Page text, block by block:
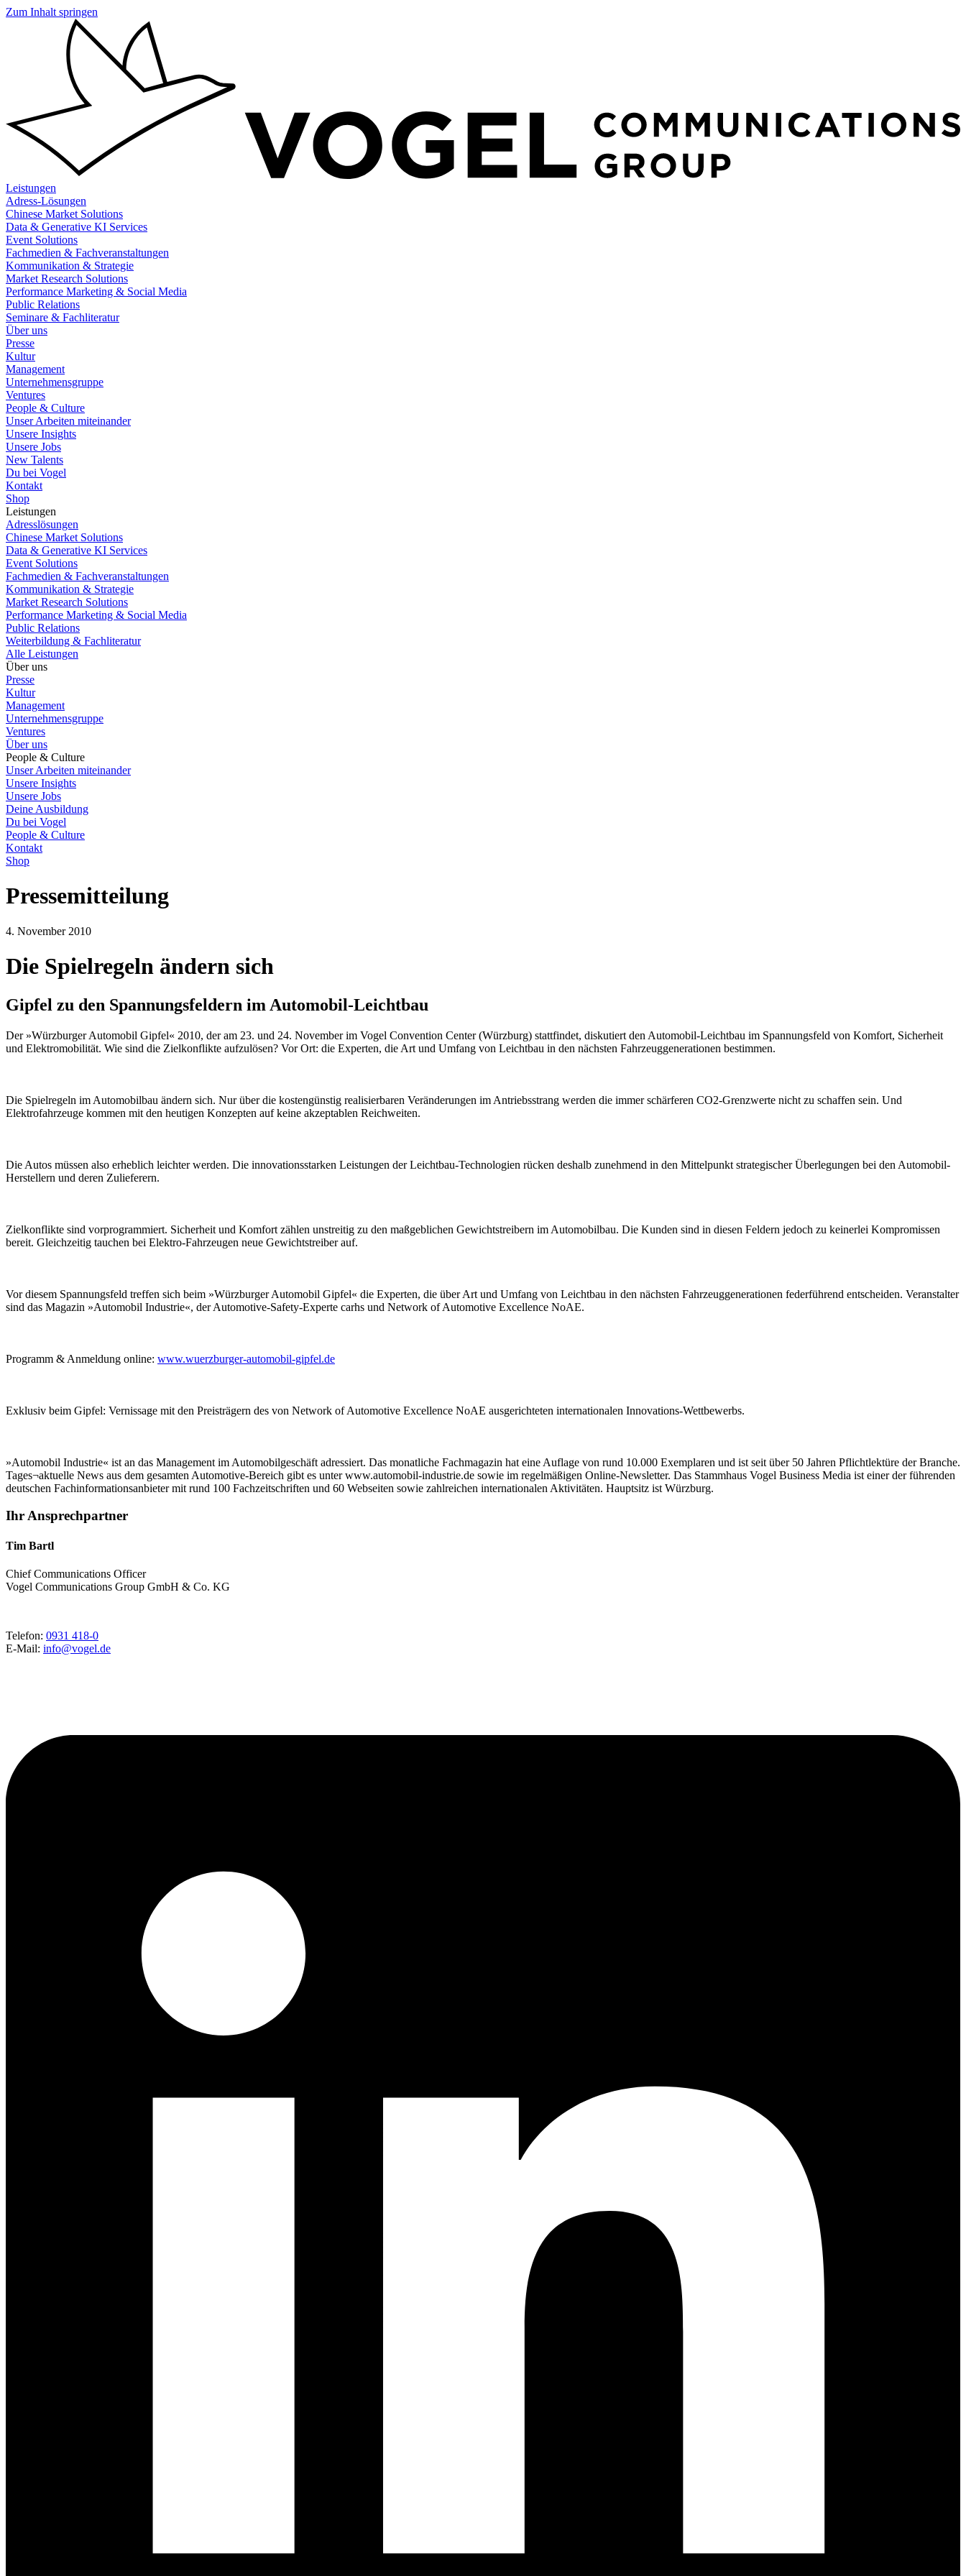
Zum Inhalt springen
Leistungen
Adress-Lösungen
Chinese Market Solutions
Data & Generative KI Services
Event Solutions
Fachmedien & Fachveranstaltungen
Kommunikation & Strategie
Market Research Solutions
Performance Marketing & Social Media
Public Relations
Seminare & Fachliteratur
Über uns
Presse
Kultur
Management
Unternehmensgruppe
Ventures
People & Culture
Unser Arbeiten miteinander
Unsere Insights
Unsere Jobs
New Talents
Du bei Vogel
Kontakt
Shop
Leistungen
Adresslösungen
Chinese Market Solutions
Data & Generative KI Services
Event Solutions
Fachmedien & Fachveranstaltungen
Kommunikation & Strategie
Market Research Solutions
Performance Marketing & Social Media
Public Relations
Weiterbildung & Fachliteratur
Alle Leistungen
Über uns
Presse
Kultur
Management
Unternehmensgruppe
Ventures
Über uns
People & Culture
Unser Arbeiten miteinander
Unsere Insights
Unsere Jobs
Deine Ausbildung
Du bei Vogel
People & Culture
Kontakt
Shop
Pressemitteilung
4. November 2010
Die Spielregeln ändern sich
Gipfel zu den Spannungsfeldern im Automobil-Leichtbau
Der »Würzburger Automobil Gipfel« 2010, der am 23. und 24. November im Vogel Convention Center (Würzburg) stattfindet, diskutiert den Automobil-Leichtbau im Spannungsfeld von Komfort, Sicherheit
und Elektromobilität. Wie sind die Zielkonflikte aufzulösen? Vor Ort: die Experten, die Art und Umfang von Leichtbau in den nächsten Fahrzeuggenerationen bestimmen.
Die Spielregeln im Automobilbau ändern sich. Nur über die kostengünstig realisierbaren Veränderungen im Antriebsstrang werden die immer schärferen CO2-Grenzwerte nicht zu schaffen sein. Und
Elektrofahrzeuge kommen mit den heutigen Konzepten auf keine akzeptablen Reichweiten.
Die Autos müssen also erheblich leichter werden. Die innovationsstarken Leistungen der Leichtbau-Technologien rücken deshalb zunehmend in den Mittelpunkt strategischer Überlegungen bei den Automobil-
Herstellern und deren Zulieferern.
Zielkonflikte sind vorprogrammiert. Sicherheit und Komfort zählen unstreitig zu den maßgeblichen Gewichtstreibern im Automobilbau. Die Kunden sind in diesen Feldern jedoch zu keinerlei Kompromissen
bereit. Gleichzeitig tauchen bei Elektro-Fahrzeugen neue Gewichtstreiber auf.
Vor diesem Spannungsfeld treffen sich beim »Würzburger Automobil Gipfel« die Experten, die über Art und Umfang von Leichtbau in den nächsten Fahrzeuggenerationen federführend entscheiden. Veranstalter
sind das Magazin »Automobil Industrie«, der Automotive-Safety-Experte carhs und Network of Automotive Excellence NoAE.
Programm & Anmeldung online: www.wuerzburger-automobil-gipfel.de
Exklusiv beim Gipfel: Vernissage mit den Preisträgern des von Network of Automotive Excellence NoAE ausgerichteten internationalen Innovations-Wettbewerbs.
»Automobil Industrie« ist an das Management im Automobilgeschäft adressiert. Das monatliche Fachmagazin hat eine Auflage von rund 10.000 Exemplaren und ist seit über 50 Jahren Pflichtlektüre der Branche.
Tages¬aktuelle News aus dem gesamten Automotive-Bereich gibt es unter www.automobil-industrie.de sowie im regelmäßigen Online-Newsletter. Das Stammhaus Vogel Business Media ist einer der führenden
deutschen Fachinformationsanbieter mit rund 100 Fachzeitschriften und 60 Webseiten sowie zahlreichen internationalen Aktivitäten. Hauptsitz ist Würzburg.
Ihr Ansprechpartner
Tim Bartl
Chief Communications Officer
Vogel Communications Group GmbH & Co. KG
Telefon: 0931 418-0
E-Mail: info@vogel.de